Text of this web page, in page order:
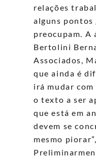
relações
alguns pontos
preocupam. A
Bertolini
Associados,
que ainda é
irá mudar
o texto a ser
que está em
devem se
mesmo